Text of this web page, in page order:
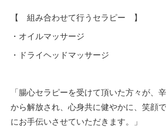
【 組み合わせて行うセラピー 】
・オイルマッサージ
・ドライヘッドマッサージ
「腸心セラピーを受けて頂いた方々が、
から解放され、心身共に健やかに、笑顔
にお手伝いさせていただきます。」